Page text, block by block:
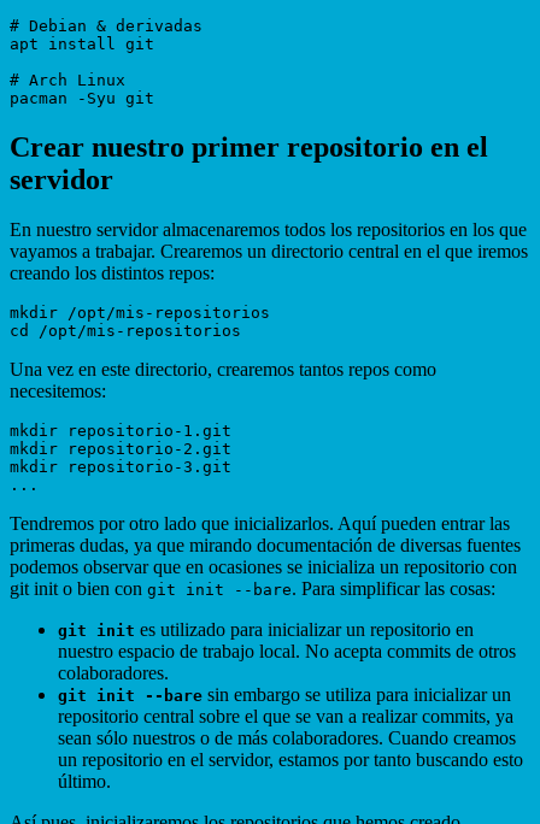
# Debian & derivadas
apt install git
# Arch Linux
Crear nuestro primer repositorio en el
servidor
En nuestro servidor almacenaremos todos los repositorios en los que
vayamos a trabajar. Crearemos un directorio central en el que iremos
creando los distintos repos:
mkdir /opt/mis-repositorios
Una vez en este directorio, crearemos tantos repos como
necesitemos:
mkdir repositorio-1.git
mkdir repositorio-2.git
mkdir repositorio-3.git
Tendremos por otro lado que inicializarlos. Aquí pueden entrar las
primeras dudas, ya que mirando documentación de diversas fuentes
podemos observar que en ocasiones se inicializa un repositorio con
git init o bien con git init --bare. Para simplificar las cosas:
git init es utilizado para inicializar un repositorio en
nuestro espacio de trabajo local. No acepta commits de otros
colaboradores.
git init --bare sin embargo se utiliza para inicializar un
repositorio central sobre el que se van a realizar commits, ya
sean sólo nuestros o de más colaboradores. Cuando creamos
un repositorio en el servidor, estamos por tanto buscando esto
último.